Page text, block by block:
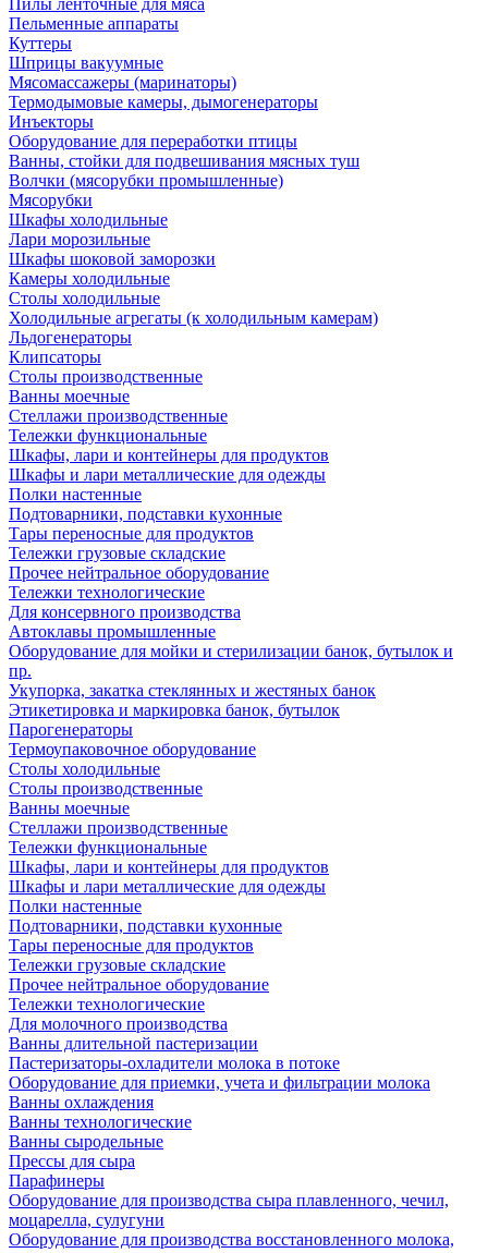
Пилы ленточные для мяса
Пельменные аппараты
Куттеры
Шприцы вакуумные
Мясомассажеры (маринаторы)
Термодымовые камеры, дымогенераторы
Инъекторы
Оборудование для переработки птицы
Ванны, стойки для подвешивания мясных туш
Волчки (мясорубки промышленные)
Мясорубки
Шкафы холодильные
Лари морозильные
Шкафы шоковой заморозки
Камеры холодильные
Столы холодильные
Холодильные агрегаты (к холодильным камерам)
Льдогенераторы
Клипсаторы
Столы производственные
Ванны моечные
Стеллажи производственные
Тележки функциональные
Шкафы, лари и контейнеры для продуктов
Шкафы и лари металлические для одежды
Полки настенные
Подтоварники, подставки кухонные
Тары переносные для продуктов
Тележки грузовые складские
Прочее нейтральное оборудование
Тележки технологические
Для консервного производства
Автоклавы промышленные
Оборудование для мойки и стерилизации банок, бутылок и
пр.
Укупорка, закатка стеклянных и жестяных банок
Этикетировка и маркировка банок, бутылок
Парогенераторы
Термоупаковочное оборудование
Столы холодильные
Столы производственные
Ванны моечные
Стеллажи производственные
Тележки функциональные
Шкафы, лари и контейнеры для продуктов
Шкафы и лари металлические для одежды
Полки настенные
Подтоварники, подставки кухонные
Тары переносные для продуктов
Тележки грузовые складские
Прочее нейтральное оборудование
Тележки технологические
Для молочного производства
Ванны длительной пастеризации
Пастеризаторы-охладители молока в потоке
Оборудование для приемки, учета и фильтрации молока
Ванны охлаждения
Ванны технологические
Ванны сыродельные
Прессы для сыра
Парафинеры
Оборудование для производства сыра плавленного, чечил,
моцарелла, сулугуни
Оборудование для производства восстановленного молока,